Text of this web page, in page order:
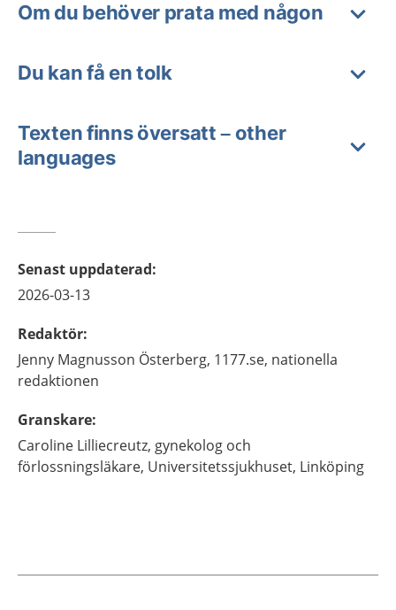
Om du behöver prata med någon
Du kan få en tolk
Texten finns översatt – other
languages
Senast uppdaterad:
2026-03-13
Redaktör:
Jenny Magnusson Österberg, 1177.se, nationella
redaktionen
Granskare:
Caroline Lilliecreutz, gynekolog och
förlossningsläkare, Universitetssjukhuset, Linköping